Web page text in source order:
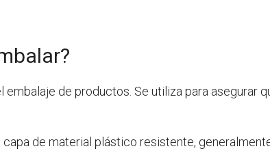
embalaje de productos. Se utiliza para asegurar
de material plástico resistente,